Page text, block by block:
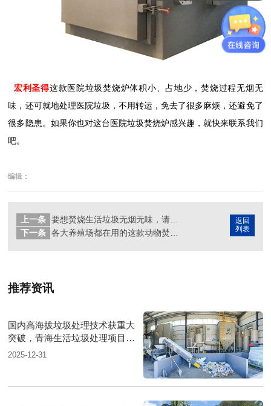
宏利圣得这款医院垃圾焚烧炉体积小、占地少，焚烧过程无烟无
味，还可就地处理医院垃圾，不用转运，免去了很多麻烦，还避免了
很多隐患。如果你也对这台医院垃圾焚烧炉感兴趣，就快来联系我们
吧。
编辑：
返回
列表
上一条
下一条
各大养殖场都在用的这款动物焚烧炉是什么神器？
推荐资讯
国内高海拔垃圾处理技术获重大
突破，青海生活垃圾处理项目树
行业新标杆
2025-12-31